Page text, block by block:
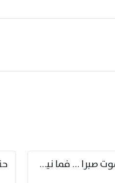
فصبرا في مجال الموت صبرا … فما نيل الخلود بمستطاع